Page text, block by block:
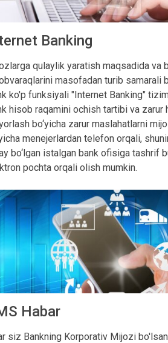
Banking
qulaylik yaratish maqsadida va
masofadan turib samarali
ko'p funksiyali "Internet Banking"
hisob raqamini ochish tartibi va zarur
bo‘yicha zarur maslahatlarni
menejerlardan telefon orqali,
bo‘lgan istalgan bank ofisiga tashrif
pochta orqali olish mumkin.
Habar
siz Bankning Korporativ Mijozi